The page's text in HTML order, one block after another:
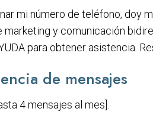
mi número de teléfono, doy
marketing y comunicación
para obtener asistencia.
de mensajes
4 mensajes al mes].